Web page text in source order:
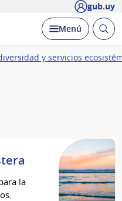
gub.uy
Desplegar
Menú Abrir
y servicios
la